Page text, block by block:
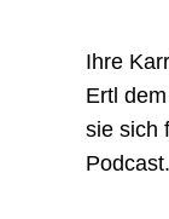
Ihre
Ertl
sie sich
Podcast.